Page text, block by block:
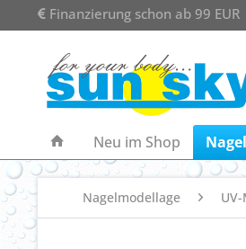
Finanzierung schon ab 99 EUR
Neu im Shop
Nagelmodellage